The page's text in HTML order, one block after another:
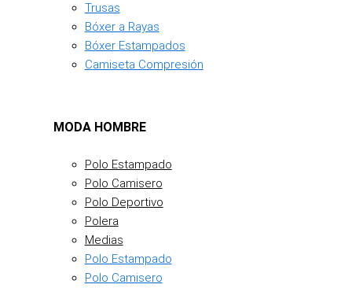
Trusas
Bóxer a Rayas
Bóxer Estampados
Camiseta Compresión
MODA HOMBRE
Polo Estampado
Polo Camisero
Polo Deportivo
Polera
Medias
Polo Estampado
Polo Camisero